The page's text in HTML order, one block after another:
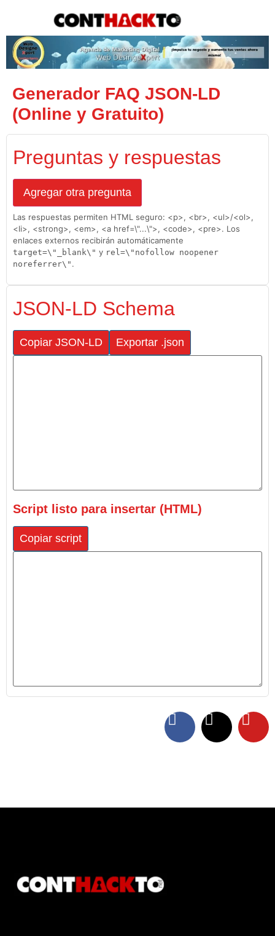
Generador FAQ JSON‑LD
(Online y Gratuito)
Preguntas y respuestas
Agregar otra pregunta
Las respuestas permiten HTML seguro: <p>, <br>, <ul>/<ol>,
<li>, <strong>, <em>, <a href=\"...\">, <code>, <pre>. Los
enlaces externos recibirán automáticamente
target=\"_blank\" y rel=\"nofollow noopener
noreferrer\" .
JSON-LD Schema
Copiar JSON-LD Exportar .json
Script listo para insertar (HTML)
Copiar script